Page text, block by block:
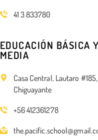
41 3 833780
EDUCACIÓN BÁSICA Y
MEDIA
Casa Central, Lautaro #185,
Chiguayante
+56 412361278